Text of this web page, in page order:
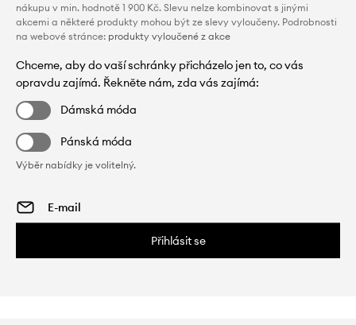
nákupu v min. hodnotě 1 900 Kč. Slevu nelze kombinovat s jinými
akcemi a některé produkty mohou být ze slevy vyloučeny. Podrobnosti
na webové stránce: produkty vyloučené z akce
Chceme, aby do vaší schránky přicházelo jen to, co vás
opravdu zajímá. Řekněte nám, zda vás zajímá:
Dámská móda
Pánská móda
Výběr nabídky je volitelný.
Přihlásit se